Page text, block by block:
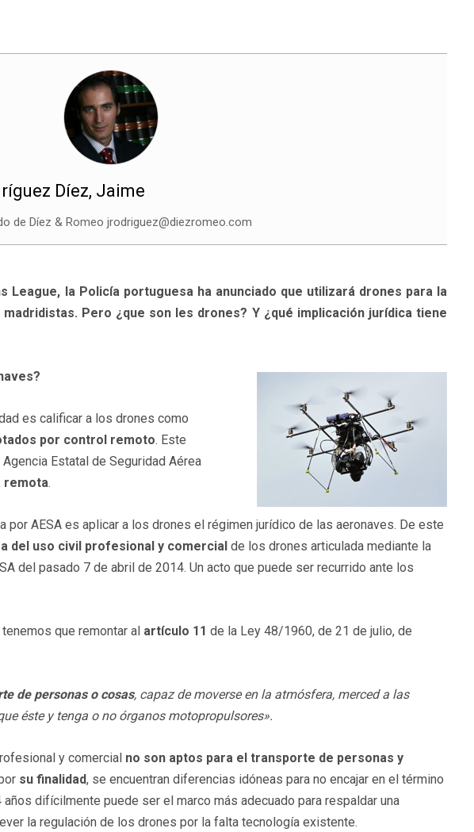
Díez, Jaime
de Díez & Romeo jrodriguez@diezromeo.com
League, la Policía portuguesa ha anunciado que utilizará drones para la
Pero ¿que son les drones? Y ¿qué implicación jurídica tiene
es calificar a los drones como
por control remoto. Este
Estatal de Seguridad Aérea
remota.
por AESA es aplicar a los drones el régimen jurídico de las aeronaves. De este
del uso civil profesional y comercial de los drones articulada mediante la
del pasado 7 de abril de 2014. Un acto que puede ser recurrido ante los
que remontar al artículo 11 de la Ley 48/1960, de 21 de julio, de
de personas o cosas, capaz de moverse en la atmósfera, merced a las
éste y tenga o no órganos motopropulsores».
y comercial no son aptos para el transporte de personas y
su finalidad, se encuentran diferencias idóneas para no encajar en el término
difícilmente puede ser el marco más adecuado para respaldar una
la regulación de los drones por la falta tecnología existente.